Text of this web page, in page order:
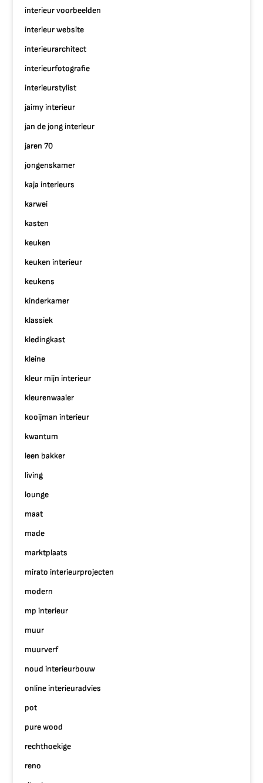
interieur voorbeelden
interieur website
interieurarchitect
interieurfotografie
interieurstylist
jaimy interieur
jan de jong interieur
jaren 70
jongenskamer
kaja interieurs
karwei
kasten
keuken
keuken interieur
keukens
kinderkamer
klassiek
kledingkast
kleine
kleur mijn interieur
kleurenwaaier
kooijman interieur
kwantum
leen bakker
living
lounge
maat
made
marktplaats
mirato interieurprojecten
modern
mp interieur
muur
muurverf
noud interieurbouw
online interieuradvies
pot
pure wood
rechthoekige
reno